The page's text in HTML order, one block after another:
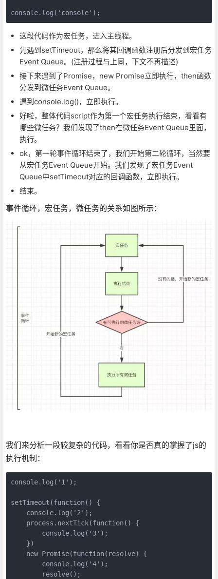
console.log('console');
这段代码作为宏任务，进入主线程。
先遇到setTimeout，那么将其回调函数注册后分发到宏任务
Event Queue。(注册过程与上同，下文不再描述)
接下来遇到了Promise，new Promise立即执行，then函数
分发到微任务Event Queue。
遇到console.log()，立即执行。
好啦，整体代码script作为第一个宏任务执行结束，看看有
哪些微任务？我们发现了then在微任务Event Queue里面，
执行。
ok，第一轮事件循环结束了，我们开始第二轮循环，当然要
从宏任务Event Queue开始。我们发现了宏任务Event
Queue中setTimeout对应的回调函数，立即执行。
结束。
事件循环，宏任务，微任务的关系如图所示：
我们来分析一段较复杂的代码，看看你是否真的掌握了js的
执行机制：
console.log('1');
setTimeout(function() {
    console.log('2');
    process.nextTick(function() {
        console.log('3');
    })
    new Promise(function(resolve) {
        console.log('4');
        resolve();